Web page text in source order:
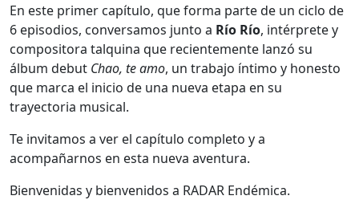
En este primer capítulo, que forma parte de un ciclo de
6 episodios, conversamos junto a Río Río, intérprete y
compositora talquina que recientemente lanzó su
álbum debut Chao, te amo, un trabajo íntimo y honesto
que marca el inicio de una nueva etapa en su
trayectoria musical.
Te invitamos a ver el capítulo completo y a
acompañarnos en esta nueva aventura.
Bienvenidas y bienvenidos a RADAR Endémica.